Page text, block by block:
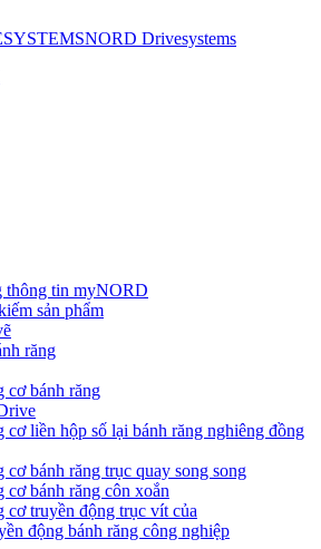
NORD Drivesystems
thông tin myNORD
sản phẩm
răng
cơ bánh răng
cơ liền hộp số lại bánh răng nghiêng đồng
cơ bánh răng trục quay song song
cơ bánh răng côn xoắn
cơ truyền động trục vít của
động bánh răng công nghiệp